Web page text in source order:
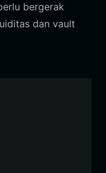
bergerak
dan vault